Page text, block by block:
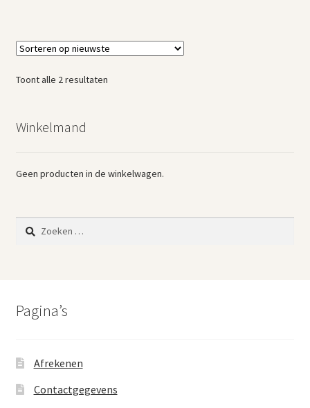
Toont alle 2 resultatenGesorteerd
Winkelmand
Geen producten in de winkelwagen.
Zoeken
naar:
Pagina’s
Afrekenen
Contactgegevens